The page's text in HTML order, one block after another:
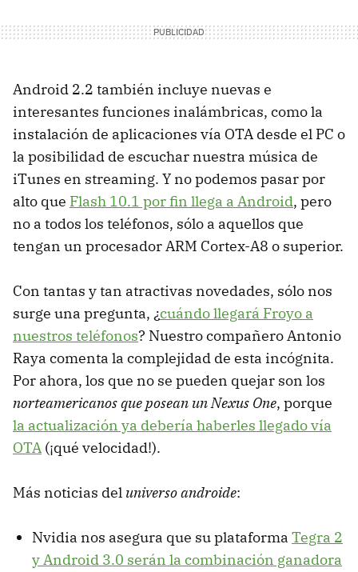
Android 2.2 también incluye nuevas e
interesantes funciones inalámbricas, como la
instalación de aplicaciones vía OTA desde el PC o
la posibilidad de escuchar nuestra música de
iTunes en streaming. Y no podemos pasar por
alto que Flash 10.1 por fin llega a Android, pero
no a todos los teléfonos, sólo a aquellos que
tengan un procesador ARM Cortex-A8 o superior.
Con tantas y tan atractivas novedades, sólo nos
surge una pregunta, ¿cuándo llegará Froyo a
nuestros teléfonos? Nuestro compañero Antonio
Raya comenta la complejidad de esta incógnita.
Por ahora, los que no se pueden quejar son los
norteamericanos que posean un Nexus One, porque
la actualización ya debería haberles llegado vía
OTA (¡qué velocidad!).
Más noticias del universo androide:
Nvidia nos asegura que su plataforma Tegra 2
y Android 3.0 serán la combinación ganadora